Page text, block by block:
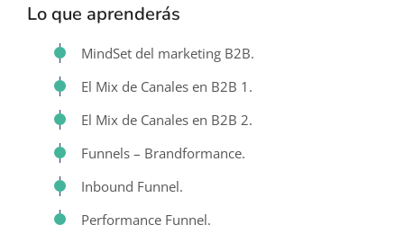
Lo que aprenderás
MindSet del marketing B2B.
El Mix de Canales en B2B 1.
El Mix de Canales en B2B 2.
Funnels – Brandformance.
Inbound Funnel.
Performance Funnel.